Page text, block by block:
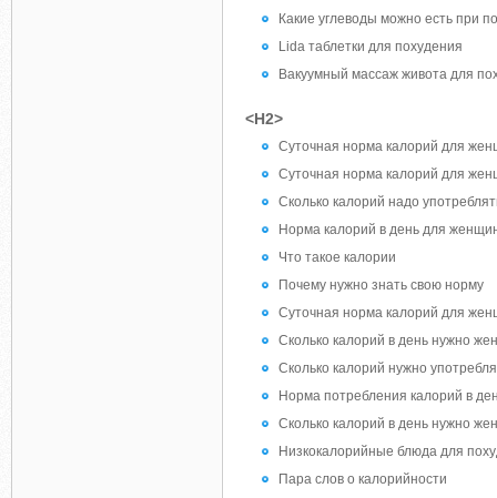
Какие углеводы можно есть при
Lida таблетки для похудения
Вакуумный массаж живота для
<H2>
Суточная норма калорий для
Суточная норма калорий для
Сколько калорий надо
Норма калорий в день для
Что такое калории
Почему нужно знать свою норму
Суточная норма калорий для
Сколько калорий в день нужно
Сколько калорий нужно
Норма потребления калорий в
Сколько калорий в день нужно
Низкокалорийные блюда для
Пара слов о калорийности